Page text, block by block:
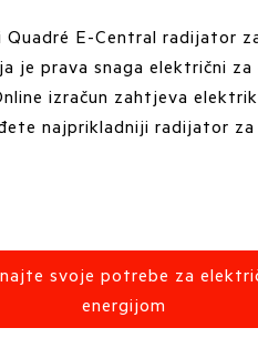
E-Central radijator
je prava snaga električni za
izračun zahtjeva
najprikladniji radijator
svoje potrebe za
energijom